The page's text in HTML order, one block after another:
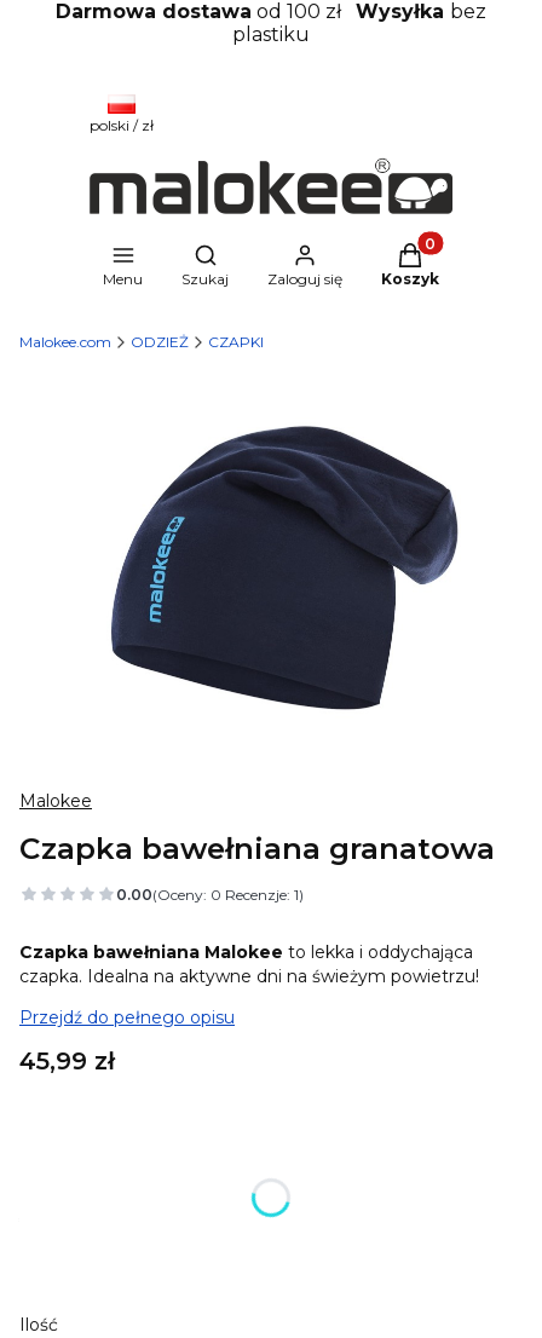
Darmowa dostawa od 100 zł Wysyłka bez
plastiku
polski / zł
Menu
Otwórz wyszukiwarkę
Szukaj Zaloguj się
Produkty w
Koszyk
Malokee.com ODZIEŻ CZAPKI
Malokee
Czapka bawełniana granatowa
0.00(Oceny: 0 Recenzje: 1)
Czapka bawełniana Malokee to lekka i oddychająca
czapka. Idealna na aktywne dni na świeżym powietrzu!
Przejdź do pełnego opisu
Cena
45,99 zł
Ilość